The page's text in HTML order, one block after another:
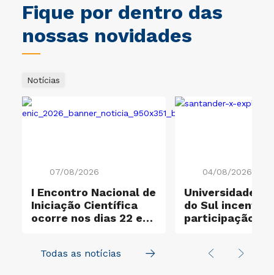
Fique por dentro das
nossas novidades
Notícias
07/08/2026
I Encontro Nacional de
Iniciação Científica
ocorre nos dias 22 e
04/08/2026
Universidade
do Sul
participação no
Todas as notícias